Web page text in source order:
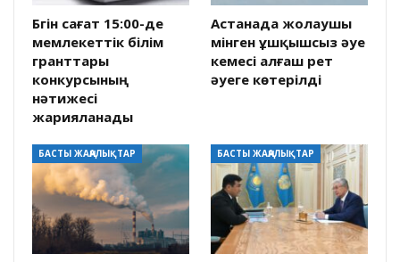
Бүгін сағат 15:00-де
мемлекеттік білім
гранттары
конкурсының
нәтижесі
жарияланады
Астанада жолаушы
мінген ұшқышсыз әуе
кемесі алғаш рет
әуеге көтерілді
БАСТЫ ЖАҢАЛЫҚТАР БАСТЫ ЖАҢАЛЫҚТАР